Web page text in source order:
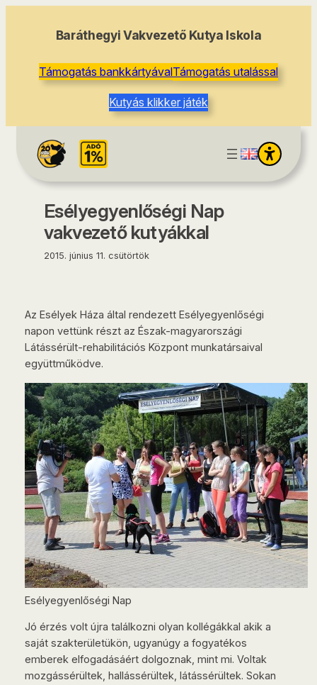
Baráthegyi Vakvezető Kutya Iskola
Támogatás bankkártyávalTámogatás utalással
Kutyás klikker játék
Esélyegyenlőségi Nap
vakvezető kutyákkal
2015. június 11. csütörtök
Az Esélyek Háza által rendezett Esélyegyenlőségi
napon vettünk részt az Észak-magyarországi
Látássérült-rehabilitációs Központ munkatársaival
együttműködve.
Esélyegyenlőségi Nap
Jó érzés volt újra találkozni olyan kollégákkal akik a
saját szakterületükön, ugyanúgy a fogyatékos
emberek elfogadásáért dolgoznak, mint mi. Voltak
mozgássérültek, hallássérültek, látássérültek. Sokan